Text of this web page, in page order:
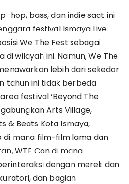
hop, bass, dan indie saat ini
festival Ismaya Live
We The Fest sebagai
wilayah ini. Namun, We The
lebih dari sekedar
tahun ini tidak berbeda
festival ‘Beyond The
Arts Village,
& Beats Kota Ismaya,
di mana film-film lama dan
WTF Con di mana
dengan merek dan
dan bagian